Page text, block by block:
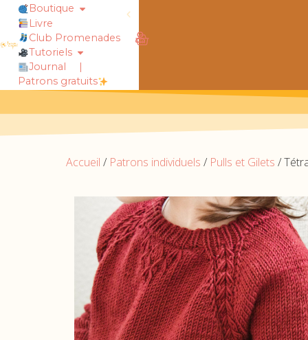
obtiens 20% de réduction sur ton
Boutique
Livre
Club Promenades
Tutoriels
Journal
|
Patrons gratuits
Accueil / Patrons individuels / Pulls et Gilets /